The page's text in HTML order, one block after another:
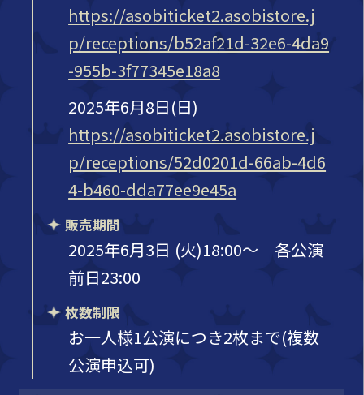
https://asobiticket2.asobistore.j
p/receptions/b52af21d-32e6-4da9
-955b-3f77345e18a8
2025年6月8日(日)
https://asobiticket2.asobistore.j
p/receptions/52d0201d-66ab-4d6
4-b460-dda77ee9e45a
販売期間
2025年6月3日 (火)18:00～ 各公演
前日23:00
枚数制限
お一人様1公演につき2枚まで(複数
公演申込可)